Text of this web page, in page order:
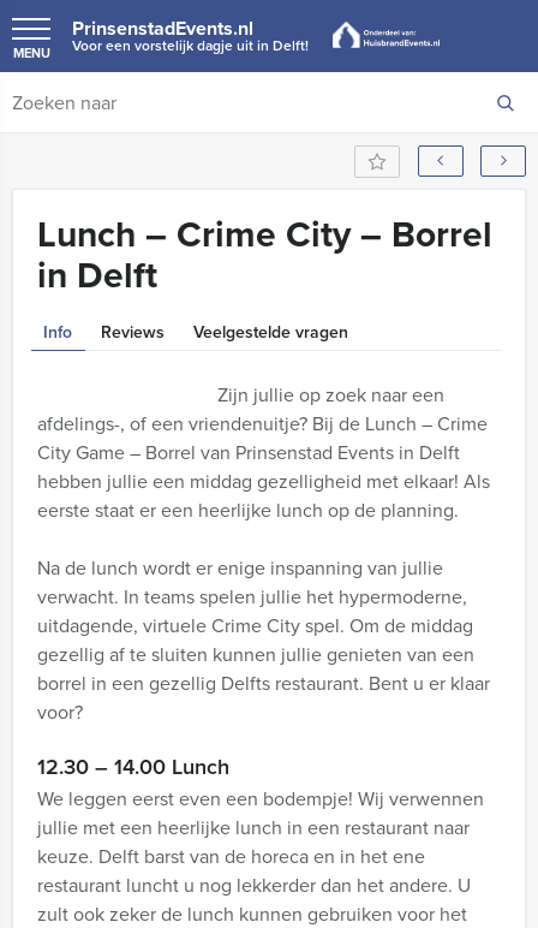
PrinsenstadEvents.nl
Voor een vorstelijk dagje uit in Delft!
MENU
Lunch – Crime City – Borrel
in Delft
Info Reviews Veelgestelde vragen
Zijn jullie op zoek naar een
afdelings-, of een vriendenuitje? Bij de Lunch – Crime
City Game – Borrel van Prinsenstad Events in Delft
hebben jullie een middag gezelligheid met elkaar! Als
eerste staat er een heerlijke lunch op de planning.
Na de lunch wordt er enige inspanning van jullie
verwacht. In teams spelen jullie het hypermoderne,
uitdagende, virtuele Crime City spel. Om de middag
gezellig af te sluiten kunnen jullie genieten van een
borrel in een gezellig Delfts restaurant. Bent u er klaar
voor?
12.30 – 14.00 Lunch
We leggen eerst even een bodempje! Wij verwennen
jullie met een heerlijke lunch in een restaurant naar
keuze. Delft barst van de horeca en in het ene
restaurant luncht u nog lekkerder dan het andere. U
zult ook zeker de lunch kunnen gebruiken voor het